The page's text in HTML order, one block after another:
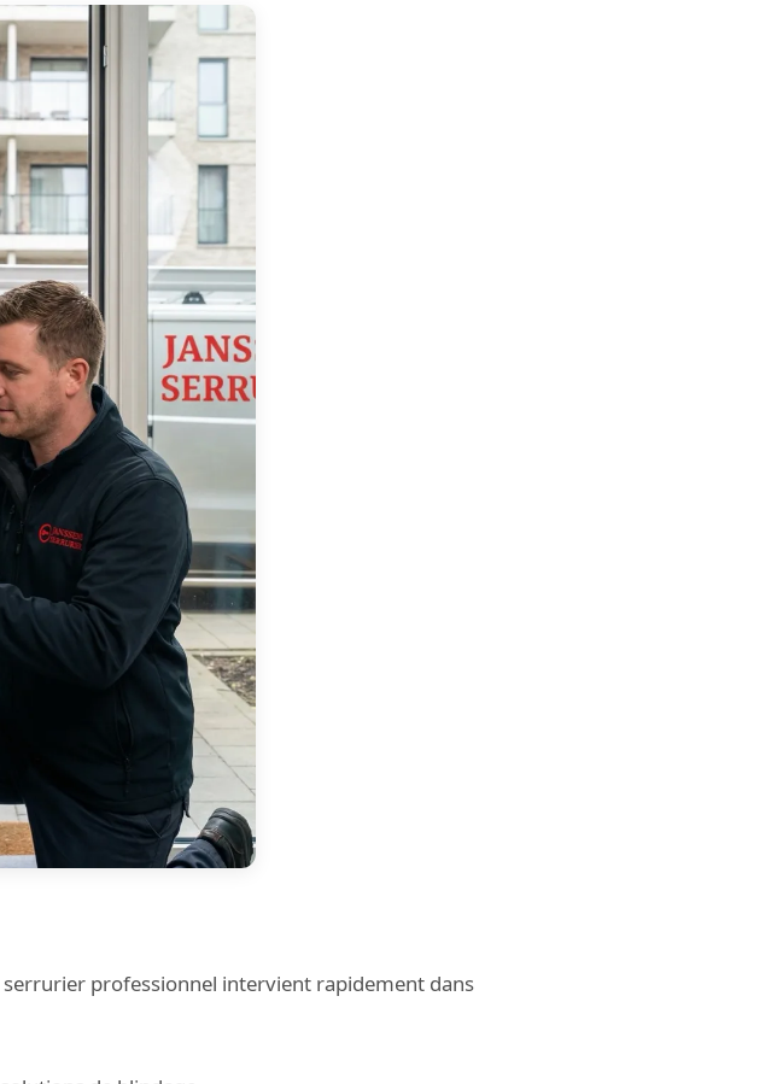
professionnel intervient rapidement dans